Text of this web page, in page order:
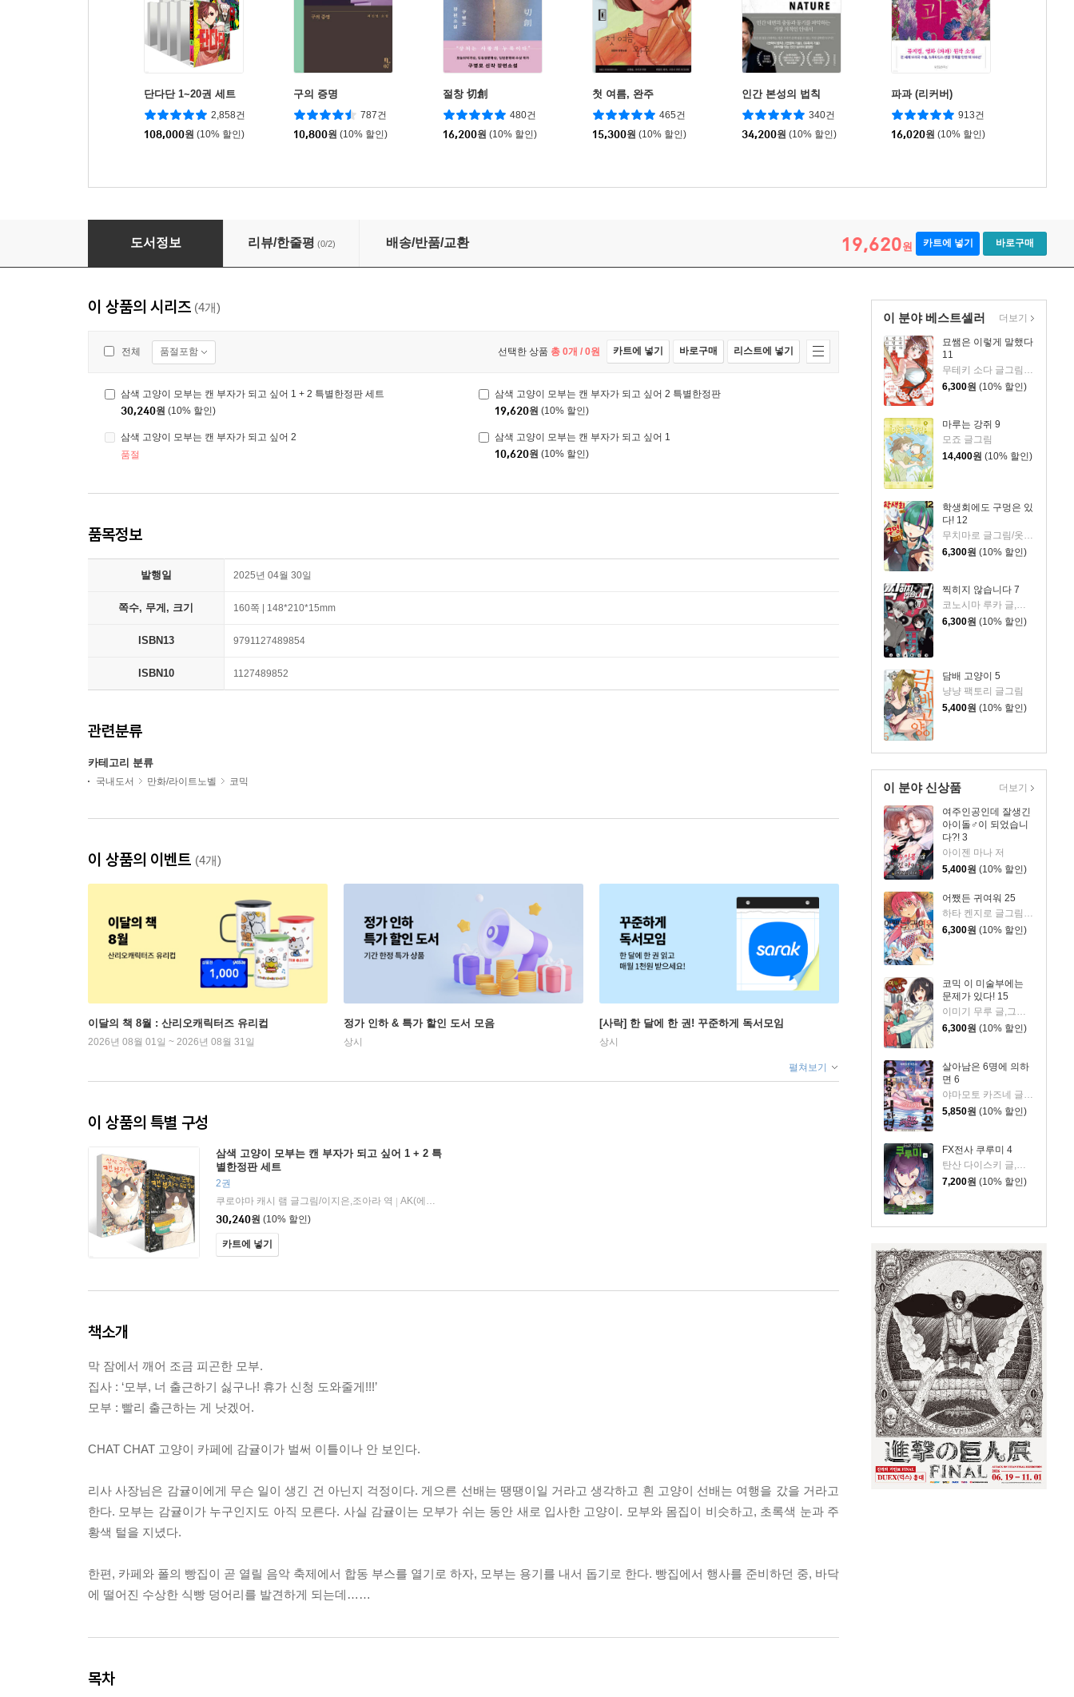
단다단 1~20권 세트
2,858건
108,000원 (10% 할인)
구의 증명
787건
10,800원 (10% 할인)
절창 切創
480건
16,200원 (10% 할인)
첫 여름, 완주
465건
15,300원 (10% 할인)
인간 본성의 법칙
340건
34,200원 (10% 할인)
파과 (리커버)
913건
16,020원 (10% 할인)
삼색 고양이 모부는 캔 부자가 되고 싶어 2 특별한정판
도서정보 리뷰/한줄평 (0/2) 배송/반품/교환 19,620원 카트에 넣기 바로구매
이 분야 베스트셀러
묘쌤은 이렇게 말했다
11
무테키 소다 글그림/카나리 토쿠사쿠 원저/옷무 역
6,300원 (10% 할인)
마루는 강쥐 9
모죠 글그림
14,400원 (10% 할인)
학생회에도 구멍은 있
다! 12
무치마로 글그림/옷무 역
6,300원 (10% 할인)
찍히지 않습니다 7
코노시마 루카 글,그림/심희정 역
6,300원 (10% 할인)
담배 고양이 5
냥냥 팩토리 글그림
5,400원 (10% 할인)
더보기
이 분야 신상품
여주인공인데 잘생긴
아이돌♂이 되었습니
다?! 3
아이젠 마나 저
5,400원 (10% 할인)
어쨌든 귀여워 25
6,300원 (10% 할인)
코믹 이 미술부에는
문제가 있다! 15
이미기 무루 글,그림/박연지 역
6,300원 (10% 할인)
살아남은 6명에 의하
면 6
5,850원 (10% 할인)
FX전사 쿠루미 4
탄산 다이스키 글,그림/데무냥 원저/한호성 역
7,200원 (10% 할인)
더보기
이 상품의 시리즈 (4개)
전체 품절포함 선택한 상품 총 0개 / 0원 카트에 넣기 바로구매 리스트에 넣기
삼색 고양이 모부는 캔 부자가 되고 싶어 1 + 2 특별한정판 세트
30,240원 (10% 할인)
삼색 고양이 모부는 캔 부자가 되고 싶어 2 특별한정판
19,620원 (10% 할인)
삼색 고양이 모부는 캔 부자가 되고 싶어 2
품절
삼색 고양이 모부는 캔 부자가 되고 싶어 1
10,620원 (10% 할인)
품목정보
발행일 2025년 04월 30일
쪽수, 무게, 크기 160쪽 | 148*210*15mm
ISBN13 9791127489854
ISBN10 1127489852
관련분류
카테고리 분류
국내도서 만화/라이트노벨 코믹
이 상품의 이벤트 (4개)
이달의 책 8월 : 산리오캐릭터즈 유리컵
2026년 08월 01일 ~ 2026년 08월 31일
정가 인하 & 특가 할인 도서 모음
상시
[사락] 한 달에 한 권! 꾸준하게 독서모임
상시
펼쳐보기
이 상품의 특별 구성
삼색 고양이 모부는 캔 부자가 되고 싶어 1 + 2 특
별한정판 세트
2권
쿠로야마 캐시 램 글그림/이지은,조아라 역
AK(에이케이 커뮤니케이션즈)
30,240원 (10% 할인)
카트에 넣기
책소개
막 잠에서 깨어 조금 피곤한 모부.
집사 : ‘모부, 너 출근하기 싫구나! 휴가 신청 도와줄게!!!’
모부 : 빨리 출근하는 게 낫겠어.
CHAT CHAT 고양이 카페에 감귤이가 벌써 이틀이나 안 보인다.
리사 사장님은 감귤이에게 무슨 일이 생긴 건 아닌지 걱정이다. 게으른 선배는 땡땡이일 거라고 생각하고 흰 고양이 선배는 여행을 갔을 거라고
한다. 모부는 감귤이가 누구인지도 아직 모른다. 사실 감귤이는 모부가 쉬는 동안 새로 입사한 고양이. 모부와 몸집이 비슷하고, 초록색 눈과 주
황색 털을 지녔다.
한편, 카페와 폴의 빵집이 곧 열릴 음악 축제에서 합동 부스를 열기로 하자, 모부는 용기를 내서 돕기로 한다. 빵집에서 행사를 준비하던 중, 바닥
에 떨어진 수상한 식빵 덩어리를 발견하게 되는데……
목차